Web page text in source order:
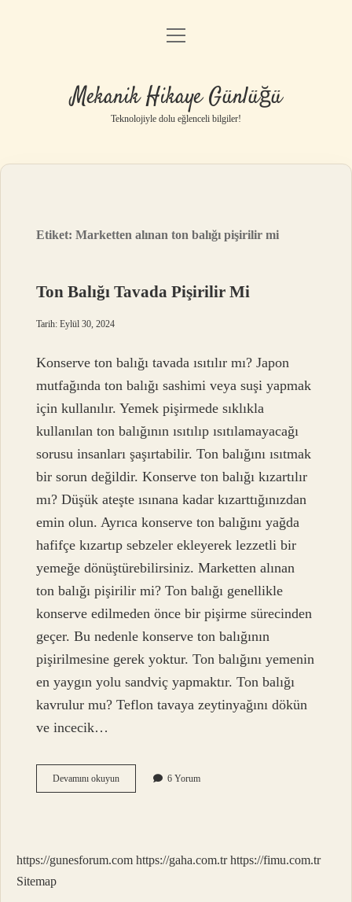
Anasayfa
Yasal Uyarı
menüyü
Mekanik Hikaye Günlüğü
Teknolojiyle dolu eğlenceli bilgiler!
Etiket:Marketten alınan ton balığı pişirilir mi
Ton Balığı Tavada Pişirilir Mi
Tarih: Eylül 30, 2024
Konserve ton balığı tavada ısıtılır mı? Japon
mutfağında ton balığı sashimi veya suşi yapmak
için kullanılır. Yemek pişirmede sıklıkla
kullanılan ton balığının ısıtılıp ısıtılamayacağı
sorusu insanları şaşırtabilir. Ton balığını ısıtmak
bir sorun değildir. Konserve ton balığı kızartılır
mı? Düşük ateşte ısınana kadar kızarttığınızdan
emin olun. Ayrıca konserve ton balığını yağda
hafifçe kızartıp sebzeler ekleyerek lezzetli bir
yemeğe dönüştürebilirsiniz. Marketten alınan
ton balığı pişirilir mi? Ton balığı genellikle
konserve edilmeden önce bir pişirme sürecinden
geçer. Bu nedenle konserve ton balığının
pişirilmesine gerek yoktur. Ton balığını yemenin
en yaygın yolu sandviç yapmaktır. Ton balığı
kavrulur mu? Teflon tavaya zeytinyağını dökün
ve incecik…
Devamını okuyunTon
Balığı
6 Yorum
https://gunesforum.com https://gaha.com.tr https://fimu.com.tr
Sitemap